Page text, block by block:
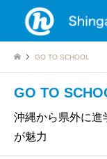
GO TO SCHOOL
GO TO
沖縄から県外に進
が魅力